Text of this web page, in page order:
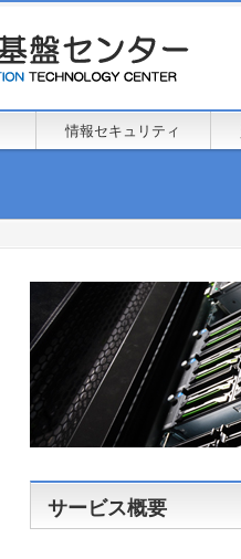
情報セキュリティ
サービス概要